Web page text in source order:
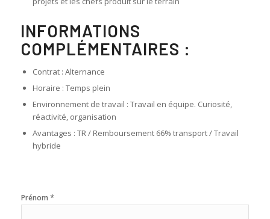
INFORMATIONS
COMPLÉMENTAIRES :
Contrat : Alternance
Horaire : Temps plein
Environnement de travail : Travail en équipe. Curiosité,
réactivité, organisation
Avantages : TR / Remboursement 66% transport / Travail
hybride
Prénom *